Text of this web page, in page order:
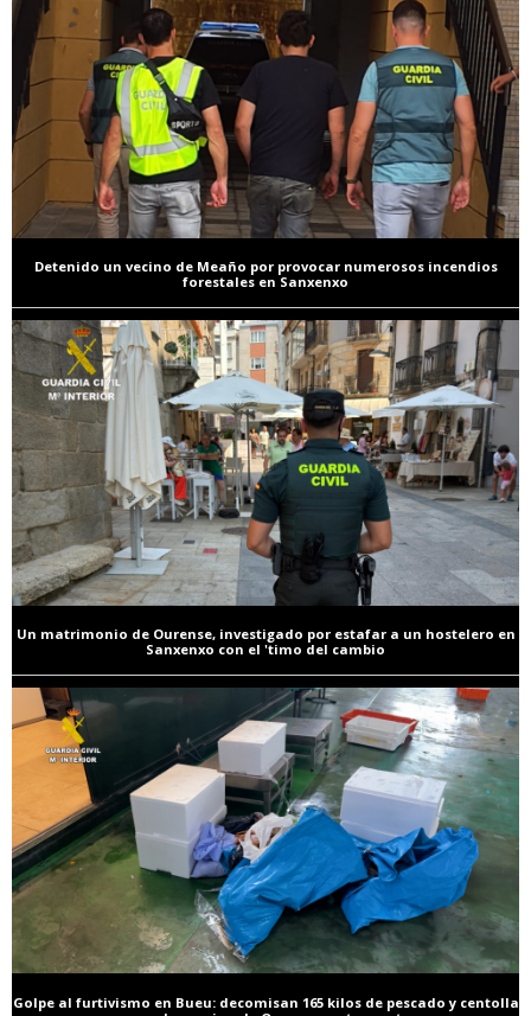
Detenido un vecino de Meaño por provocar numerosos incendios
forestales en Sanxenxo
Un matrimonio de Ourense, investigado por estafar a un hostelero en
Sanxenxo con el 'timo del cambio
Golpe al furtivismo en Bueu: decomisan 165 kilos de pescado y centolla